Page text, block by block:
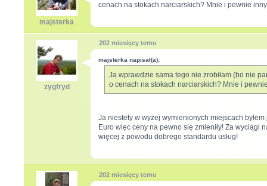
majsterka
cenach na stokach narciarskich? Mnie i pewnie
zygfryd
202 miesięcy temu
majsterka napisał(a):
Ja wprawdzie sama tego nie zrobiłam (bo nie
o cenach na stokach narciarskich? Mnie i
Ja niestety w wyżej wymienionych miejscach
Euro więc ceny na pewno się zmieniły! Za wyciągi
więcej z powodu dobrego standardu usług!
202 miesięcy temu